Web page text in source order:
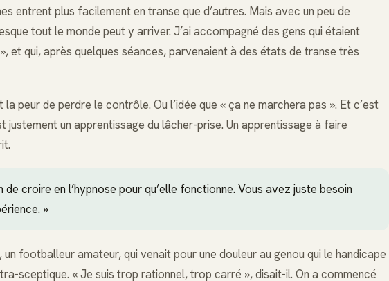
entrent plus facilement en transe que d’autres. Mais avec un peu de
tout le monde peut y arriver. J’ai accompagné des gens qui étaient
et qui, après quelques séances, parvenaient à des états de transe très
peur de perdre le contrôle. Ou l’idée que « ça ne marchera pas ». Et c’est
justement un apprentissage du lâcher-prise. Un apprentissage à faire
de croire en l’hypnose pour qu’elle fonctionne. Vous avez juste besoin
»
un footballeur amateur, qui venait pour une douleur au genou qui le handicape
sceptique. « Je suis trop rationnel, trop carré », disait-il. On a commencé